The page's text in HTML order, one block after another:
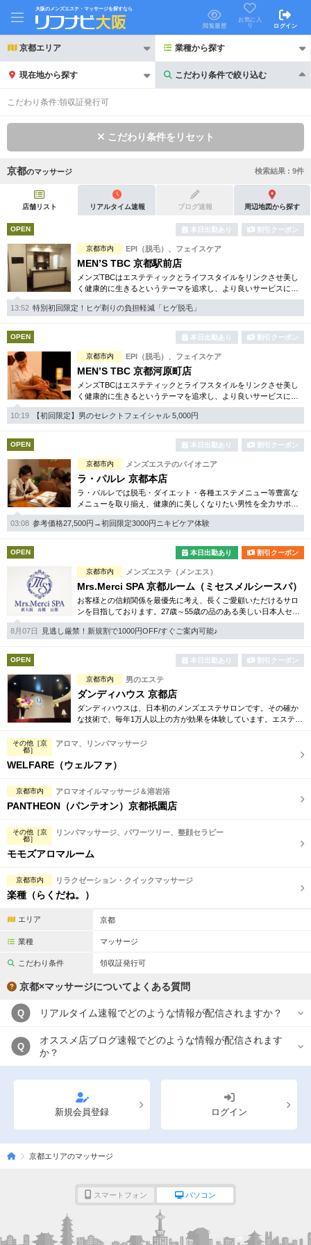
大阪のメンズエステ・マッサージを探すなら
閲覧履歴
お気に入
り
ログイン
京都エリア 業種から探す
現在地から探す こだわり条件で絞り込む
こだわり条件で絞り込む
初回割引あり リピーター割引あり
団体割引 ポイントカード有
キャッシュレス決済OK 領収証発行可
2名様歓迎 団体様歓迎
完全個室 半個室あり
ペアルームあり シャワー室完備
フットバスあり 岩盤浴あり
専用駐車場あり 有資格者在籍
日本人スタッフのみ 女性スタッフのみ
スタッフ指名可 Ｗセラピスト
駅から徒歩5分以内
こだわり条件を変更
こだわり条件:領収証発行可
こだわり条件をリセット
京都のマッサージ 検索結果 : 9件
店舗リスト リアルタイム速報 ブログ速報 周辺地図から探す
OPEN 本日出勤あり 割引クーポン
京都市内 EPI（脱毛）、フェイスケア
MEN’S TBC 京都駅前店
メンズTBCはエステティックとライフスタイルをリンクさせ美し
く健康的に生きるというテーマを追求し、より良いサービスに努
めています。自社開発のホームケア化粧品も多数。お得な体験コ
ースは必見です。
13:52 特別初回限定！ヒゲ剃りの負担軽減「ヒゲ脱毛」
OPEN 本日出勤あり 割引クーポン
京都市内 EPI（脱毛）、フェイスケア
MEN’S TBC 京都河原町店
メンズTBCはエステティックとライフスタイルをリンクさせ美し
く健康的に生きるというテーマを追求し、より良いサービスに努
めています。自社開発のホームケア化粧品も多数。お得な体験コ
ースは必見です。
10:19 【初回限定】男のセレクトフェイシャル 5,000円
OPEN 本日出勤あり 割引クーポン
京都市内 メンズエステのパイオニア
ラ・パルレ 京都本店
ラ・パルレでは脱毛・ダイエット・各種エステメニュー等豊富な
メニューを取り揃え、健康的に美しくなりたい男性を全力サポー
ト！効果を気軽にお試し頂けるコースも幅広く取り揃えいます。
好立地な四条駅近です。
03:08 参考価格27,500円→初回限定3000円ニキビケア体験
OPEN 本日出勤あり 割引クーポン
京都市内 メンズエステ（メンエス）
Mrs.Merci SPA 京都ルーム（ミセスメルシースパ）
お客様との信頼関係を最優先に考え、長くご愛顧いただけるサロ
ンを目指しております。27歳～55歳の品のある美しい日本人セラ
ピストを厳選し、上質なおもてなしをご提供。
8月07日
見逃し厳禁！新規割で1000円OFF/すぐご案内可能♪
OPEN 本日出勤あり 割引クーポン
京都市内 男のエステ
ダンディハウス 京都店
ダンディハウスは、日本初のメンズエステサロンです。その確か
な技術で、毎年1万人以上の方が効果を体験しています。エステは
ースも取り揃えています。
その他［京
都］
アロマ、リンパマッサージ
WELFARE（ウェルファ）
京都市内 アロマオイルマッサージ＆溶岩浴
PANTHEON（パンテオン）京都祇園店
その他［京
都］
リンパマッサージ、パワーツリー、整顔セラピー
モモズアロマルーム
京都市内 リラクゼーション・クイックマッサージ
楽種（らくだね。）
エリア 京都
業種 マッサージ
こだわり条件 領収証発行可
京都×マッサージについてよくある質問
Q リアルタイム速報でどのような情報が配信されますか？
Q
オススメ店ブログ速報でどのような情報が配信されます
か？
新規会員登録 ログイン
京都エリアのマッサージ
スマートフォン パソコン